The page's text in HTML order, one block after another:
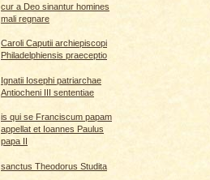
cur a Deo sinantur homines
mali regnare
Caroli Caputii archiepiscopi
Philadelphiensis praeceptio
Ignatii Iosephi patriarchae
Antiocheni III sententiae
is qui se Franciscum papam
appellat et Ioannes Paulus
papa II
sanctus Theodorus Studita